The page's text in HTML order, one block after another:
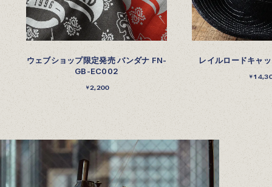
ウェブショップ限定発売 バンダナ FN-
GB-EC002
￥2,200
レイルロードキャ
￥